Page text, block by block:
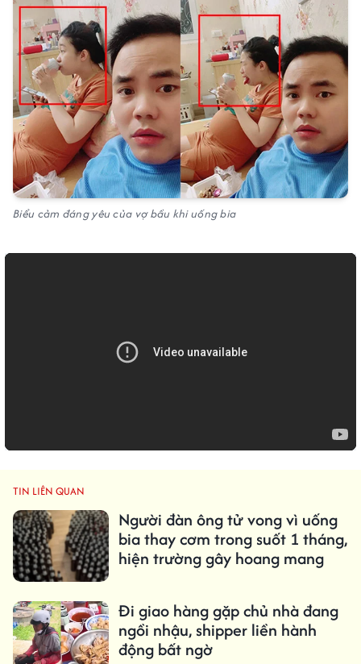
Biểu cảm đáng yêu của vợ bầu khi uống bia
TIN LIÊN QUAN
Người đàn ông tử vong vì uống
bia thay cơm trong suốt 1 tháng,
hiện trường gây hoang mang
Đi giao hàng gặp chủ nhà đang
ngồi nhậu, shipper liền hành
động bất ngờ